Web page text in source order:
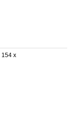
154 x